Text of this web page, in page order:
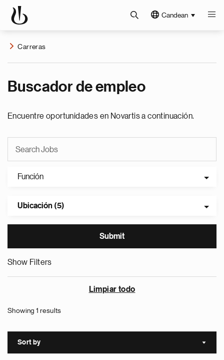
Candean
Carreras
Buscador de empleo
Encuentre oportunidades en Novartis a continuación.
Función
Ubicación (5)
Show Filters
Limpiar todo
Showing 1 results
Sort by Sort